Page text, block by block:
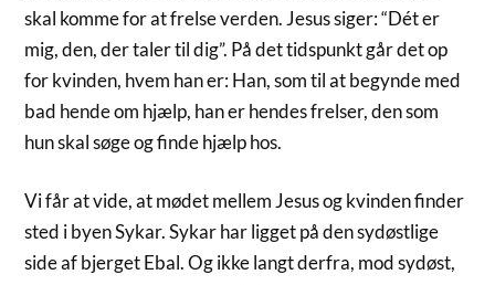
skal komme for at frelse verden. Jesus siger: “Dét er
mig, den, der taler til dig”. På det tidspunkt går det op
for kvinden, hvem han er: Han, som til at begynde med
bad hende om hjælp, han er hendes frelser, den som
hun skal søge og finde hjælp hos.
Vi får at vide, at mødet mellem Jesus og kvinden finder
sted i byen Sykar. Sykar har ligget på den sydøstlige
side af bjerget Ebal. Og ikke langt derfra, mod sydøst,